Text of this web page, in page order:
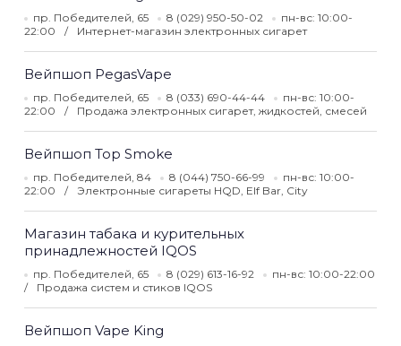
пр. Победителей, 65 8 (029) 950-50-02
пн-вс: 10:00-
22:00
Интернет-магазин электронных сигарет
Вейпшоп PegasVape
пр. Победителей, 65 8 (033) 690-44-44
пн-вс: 10:00-
22:00
Продажа электронных сигарет, жидкостей, смесей
Вейпшоп Top Smoke
пр. Победителей, 84 8 (044) 750-66-99
пн-вс: 10:00-
22:00
Электронные сигареты HQD, Elf Bar, City
Магазин табака и курительных
принадлежностей IQOS
пр. Победителей, 65 8 (029) 613-16-92
пн-вс: 10:00-22:00
Продажа систем и стиков IQOS
Вейпшоп Vape King